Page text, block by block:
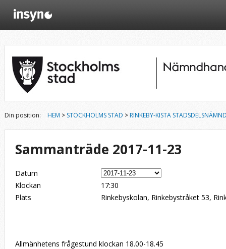
Din position: HEM > STOCKHOLMS STAD >RINKEBY-KISTA
Sammanträde 2017-11-23
Datum
Klockan
17:30
Plats
Rinkebyskolan, Rinkebystråket 53,
Allmänhetens frågestund klockan 18.00-18.45